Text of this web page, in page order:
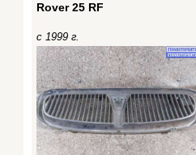
Rover 25 RF
с 1999 г.